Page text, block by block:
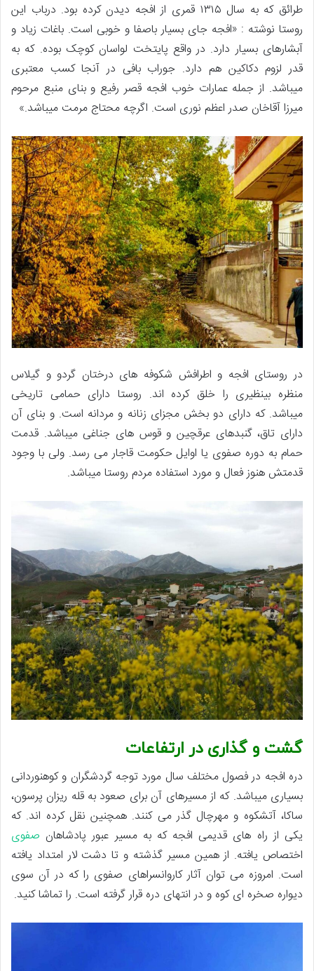
طرائق که به سال ۱۳۱۵ قمری از افجه دیدن کرده بود. درباب این
روستا نوشته : «افجه جای بسیار باصفا و خوبی است. باغات زیاد و
آبشارهای بسیار دارد. در واقع پایتخت لواسان کوچک بوده. که به
قدر لزوم دکاکین هم دارد. جوراب بافی در آنجا کسب معتبری
میباشد. از جمله عمارات خوب افجه قصر رفیع و بنای منبع مرحوم
میرزا آقاخان صدر اعظم نوری است. اگرچه محتاج مرمت میباشد.»
در روستای افجه و اطرافش شکوفه های درختان گردو و گیلاس
منظره بینظیری را خلق کرده اند. روستا دارای حمامی تاریخی
میباشد. که دارای دو بخش مجزای زنانه و مردانه است. و بنای آن
دارای تاق، گنبدهای عرقچین و قوس های جناغی میباشد. قدمت
حمام به دوره صفوی یا اوایل حکومت قاجار می رسد. ولی با وجود
قدمتش هنوز فعال و مورد استفاده مردم روستا میباشد.
گشت و گذاری در ارتفاعات
دره افجه در فصول مختلف سال مورد توجه گردشگران و کوهنوردانی
بسیاری میباشد. که از مسیرهای آن برای صعود به قله ریزان پرسون،
ساکا، آتشکوه و مهرچال گذر می کنند. همچنین نقل کرده اند. که
یکی از راه های قدیمی افجه که به مسیر عبور پادشاهان صفوی
اختصاص یافته. از همین مسیر گذشته و تا دشت لار امتداد یافته
است. امروزه می توان آثار کاروانسراهای صفوی را که در آن سوی
دیواره صخره ای کوه و در انتهای دره قرار گرفته است. را تماشا کنید.